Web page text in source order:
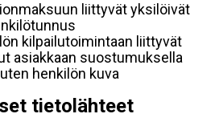
liittyvät yksilöivät
kilpailutoimintaan liittyvät
asiakkaan suostumuksella
henkilön kuva
tietolähteet